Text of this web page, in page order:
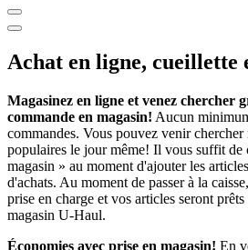
Achat en ligne, cueillette
Magasinez en ligne et venez chercher
commande en magasin! Aucun
commandes. Vous pouvez venir chercher
populaires le jour même! Il vous suffit de
magasin » au moment d'ajouter les
d'achats. Au moment de passer à la
prise en charge et vos articles seront
magasin U-Haul.
Économies avec prise en magasin! En